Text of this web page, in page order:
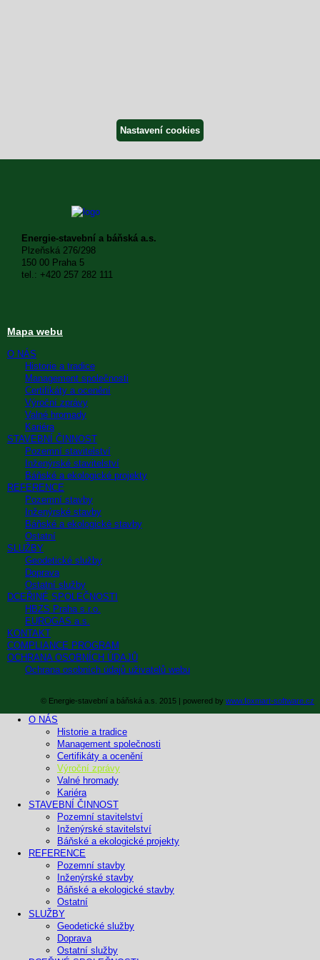
Nastavení cookies
Energie-stavební a báňská a.s.
Plzeňská 276/298
150 00 Praha 5
tel.: +420 257 282 111
Mapa webu
O NÁS
Historie a tradice
Management společnosti
Certifikáty a ocenění
Výroční zprávy
Valné hromady
Kariéra
STAVEBNÍ ČINNOST
Pozemní stavitelství
Inženýrské stavitelství
Báňské a ekologické projekty
REFERENCE
Pozemní stavby
Inženýrské stavby
Báňské a ekologické stavby
Ostatní
SLUŽBY
Geodetické služby
Doprava
Ostatní služby
DCEŘINÉ SPOLEČNOSTI
HBZS Praha s.r.o.
EUROGAS a.s.
KONTAKT
COMPLIANCE PROGRAM
OCHRANA OSOBNÍCH ÚDAJŮ
Ochrana osobních údajů uživatelů webu
© Energie-stavební a báňská a.s. 2015 | powered bywww.foxmart-software.cz
O NÁS
Historie a tradice
Management společnosti
Certifikáty a ocenění
Výroční zprávy
Valné hromady
Kariéra
STAVEBNÍ ČINNOST
Pozemní stavitelství
Inženýrské stavitelství
Báňské a ekologické projekty
REFERENCE
Pozemní stavby
Inženýrské stavby
Báňské a ekologické stavby
Ostatní
SLUŽBY
Geodetické služby
Doprava
Ostatní služby